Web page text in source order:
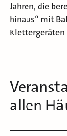
Jahren, die
hinaus“ mit
Klettergeräten
allen